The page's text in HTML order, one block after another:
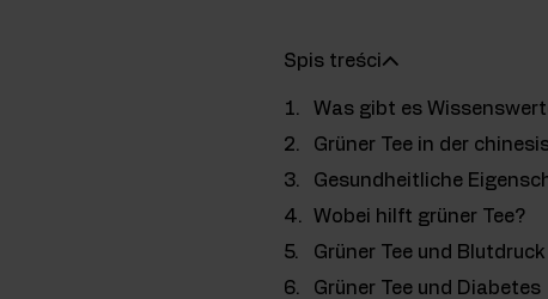
Spis treści
Was gibt es
Grüner Tee in der
Gesundheitliche
Wobei hilft grüner Tee?
Grüner Tee und Blutdruck
Grüner Tee und Diabetes